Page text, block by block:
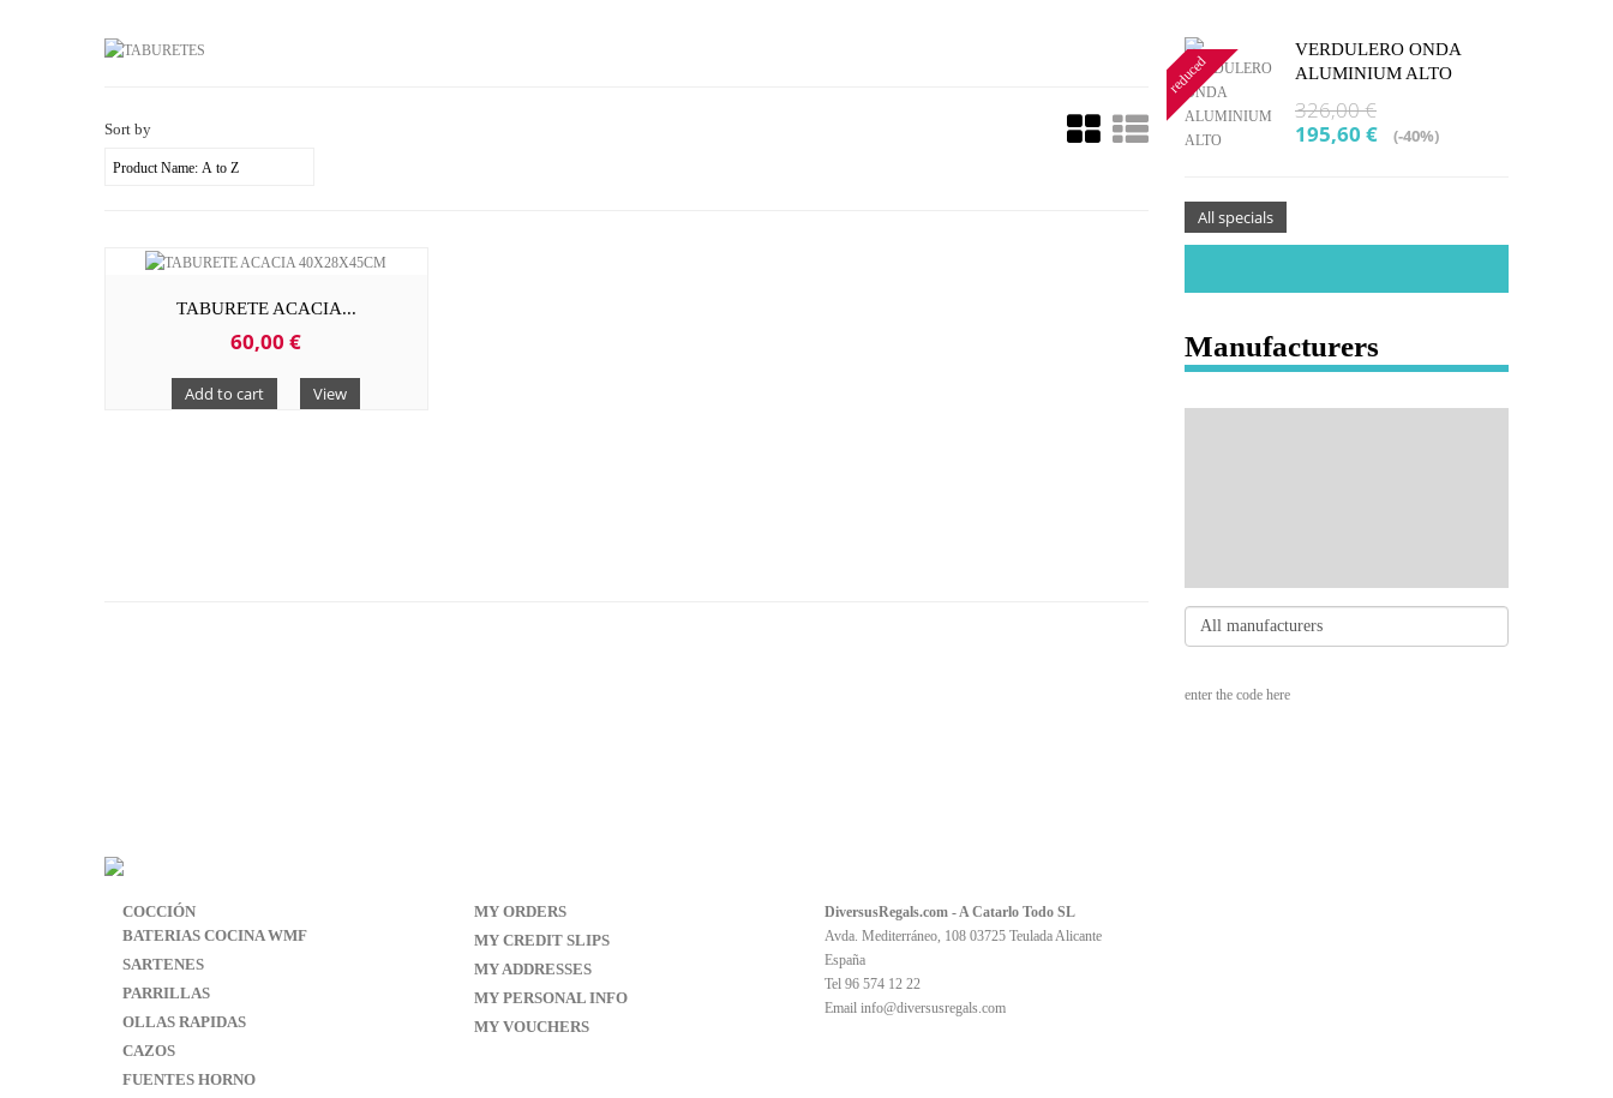
Sort by
TABURETE ACACIA...
60,00 €
Add to cart View
reduced
VERDULERO ONDA
ALUMINIUM ALTO
326,00 €
195,60 €
(-40%)
All specials
Manufacturers
enter the code here
COCCIÓN
BATERIAS COCINA WMF
SARTENES
PARRILLAS
OLLAS RAPIDAS
CAZOS
FUENTES HORNO
MY ORDERS
MY CREDIT SLIPS
MY ADDRESSES
MY PERSONAL INFO
MY VOUCHERS
DiversusRegals.com - A Catarlo Todo SL
Avda. Mediterráneo, 108 03725 Teulada Alicante
España
Tel 96 574 12 22
Email info@diversusregals.com